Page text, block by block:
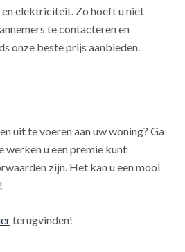
elektriciteit. Zo hoeft u niet
te contacteren en
onze beste prijs aanbieden.
uit te voeren aan uw woning? Ga
werken u een premie kunt
zijn. Het kan u een mooi
terugvinden!